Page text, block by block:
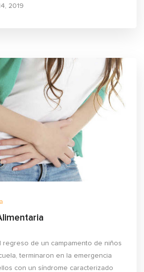
2019
regreso de un campamento de niños
terminaron en la emergencia
con un síndrome caracterizado